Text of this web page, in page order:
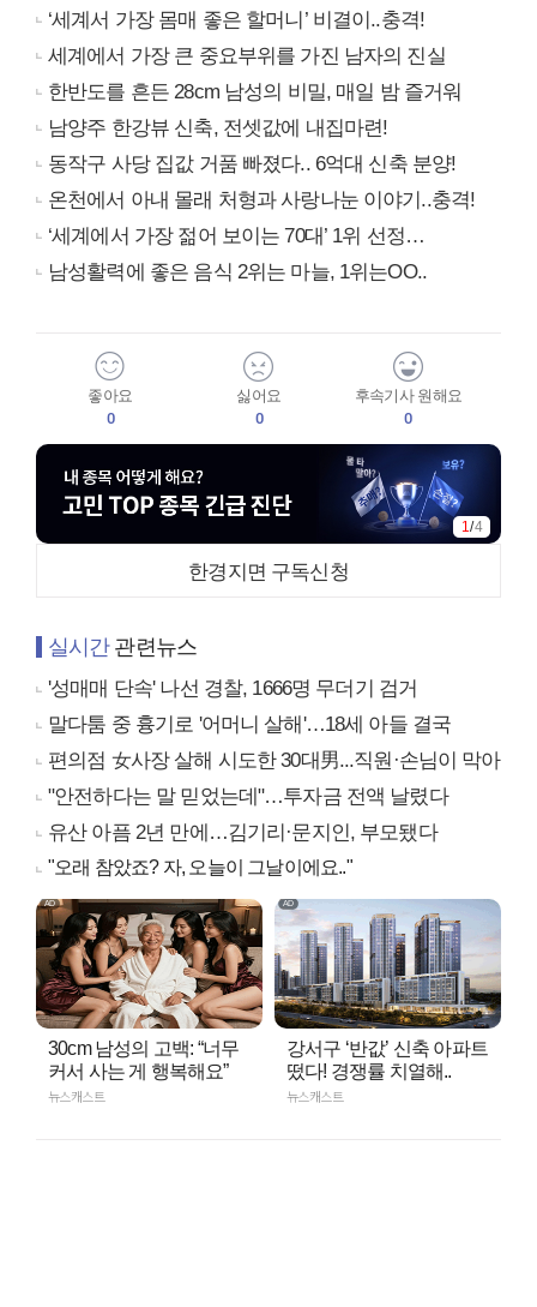
‘세계서 가장 몸매 좋은 할머니’ 비결이..충격!
세계에서 가장 큰 중요부위를 가진 남자의 진실
한반도를 흔든 28cm 남성의 비밀, 매일 밤 즐거워
남양주 한강뷰 신축, 전셋값에 내집마련!
동작구 사당 집값 거품 빠졌다.. 6억대 신축 분양!
온천에서 아내 몰래 처형과 사랑나눈 이야기..충격!
‘세계에서 가장 젊어 보이는 70대’ 1위 선정…
남성활력에 좋은 음식 2위는 마늘, 1위는OO..
좋아요
0
싫어요
0
후속기사 원해요
0
1/4
한경지면 구독신청
실시간관련뉴스
'성매매 단속' 나선 경찰, 1666명 무더기 검거
말다툼 중 흉기로 '어머니 살해'…18세 아들 결국
편의점 女사장 살해 시도한 30대男...직원·손님이 막아
"안전하다는 말 믿었는데"…투자금 전액 날렸다
유산 아픔 2년 만에…김기리·문지인, 부모됐다
"오래 참았죠? 자, 오늘이 그날이에요.."
30cm 남성의 고백: “너무
커서 사는 게 행복해요”
뉴스캐스트
강서구 ‘반값’ 신축 아파트
떴다! 경쟁률 치열해..
뉴스캐스트